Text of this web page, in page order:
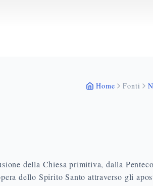
Home Fonti
della Chiesa primitiva, dalla
dello Spirito Santo attraverso gli